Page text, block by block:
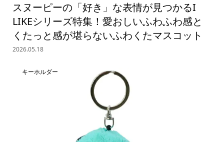
スヌーピーの「好き」な表情が見つかるI
LIKEシリーズ特集！愛おしいふわふわ感と
くたっと感が堪らないふわくたマスコット
2026.05.18
キーホルダー